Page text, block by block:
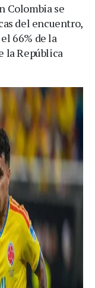
Colombia se
del encuentro,
66% de la
la República